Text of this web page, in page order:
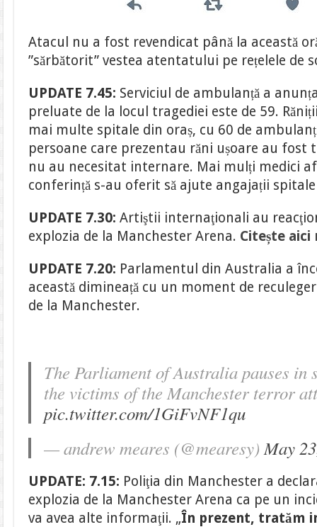
Atacul nu a fost revendicat până la această
”sărbătorit” vestea atentatului pe rețelele de
UPDATE 7.45: Serviciul de ambulanță a
preluate de la locul tragediei este de 59.
mai multe spitale din oraș, cu 60 de
persoane care prezentau răni ușoare au fost
nu au necesitat internare. Mai mulți medici
conferință s-au oferit să ajute angajații
UPDATE 7.30:Artiştii internaţionali au
explozia de la Manchester Arena. Citește
UPDATE 7.20: Parlamentul din Australia a
această dimineață cu un moment de
de la Manchester.
The Parliament of Australia pauses in
the victims of the Manchester terror
pic.twitter.com/1GiFvNF1qu
— andrew meares (@mearesy)May
UPDATE: 7.15: Poliţia din Manchester a
explozia de la Manchester Arena ca pe un
va avea alte informaţii. „În prezent, tratăm